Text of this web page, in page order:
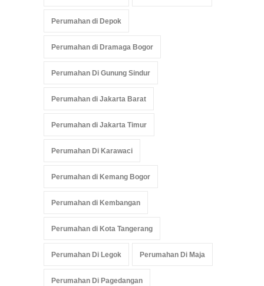
Perumahan di Depok
Perumahan di Dramaga Bogor
Perumahan Di Gunung Sindur
Perumahan di Jakarta Barat
Perumahan di Jakarta Timur
Perumahan Di Karawaci
Perumahan di Kemang Bogor
Perumahan di Kembangan
Perumahan di Kota Tangerang
Perumahan Di Legok Perumahan Di Maja
Perumahan Di Pagedangan